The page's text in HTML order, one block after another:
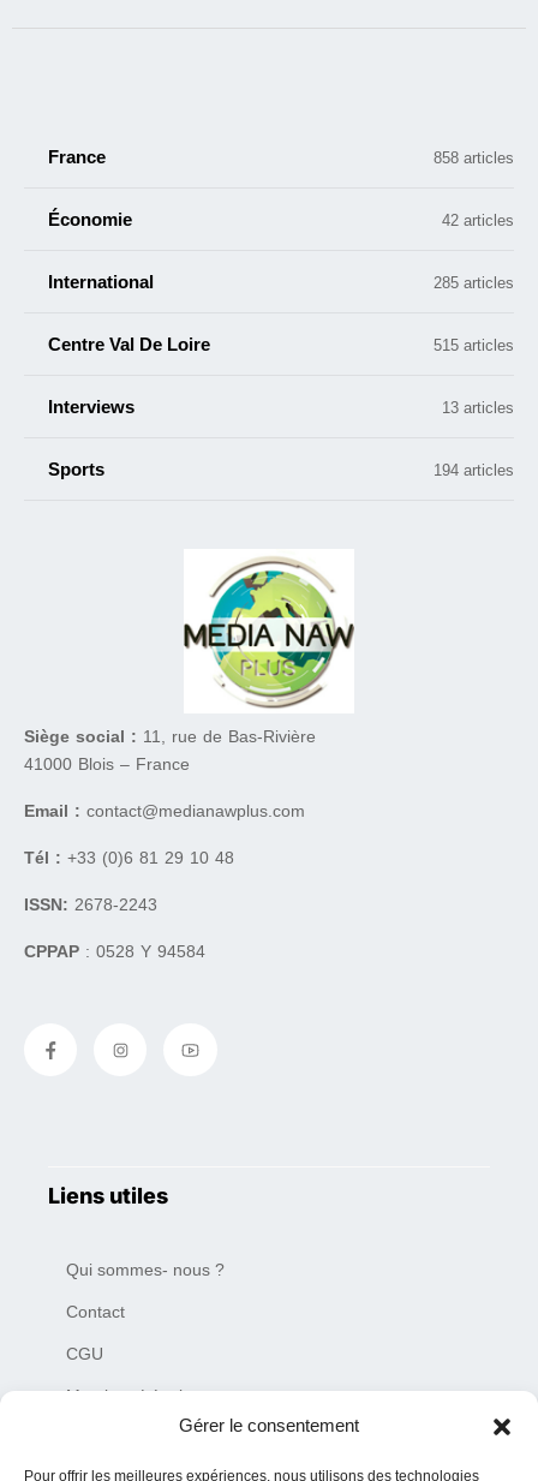
Gérer le consentement
Pour offrir les meilleures expériences, nous utilisons des technologies
France 858 articles
Économie 42 articles
International 285 articles
Centre Val De Loire 515 articles
Interviews 13 articles
Sports 194 articles
Siège social : 11, rue de Bas-Rivière
41000 Blois – France
Email : contact@medianawplus.com
Tél : +33 (0)6 81 29 10 48
ISSN: 2678-2243
CPPAP : 0528 Y 94584
Liens utiles
Qui sommes- nous ?
Contact
CGU
Mentions Légales